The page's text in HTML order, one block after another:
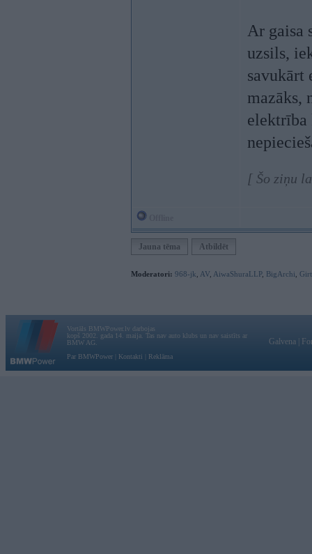
Ar gaisa
uzsils,
savukārt
mazāks,
elektrība
[ Šo ziņu
Jauna tēma Atbildēt
Moderatori: 968-jk AV AiwaShuraLLP, BigArchi
Vortāls BMWPower.lv darbojas
kopš 2002. gada 14. maija. Tas nav auto klubs un nav saistīts ar
BMW AG.
Par BMWPower
Kontakti Reklāma
Galvena